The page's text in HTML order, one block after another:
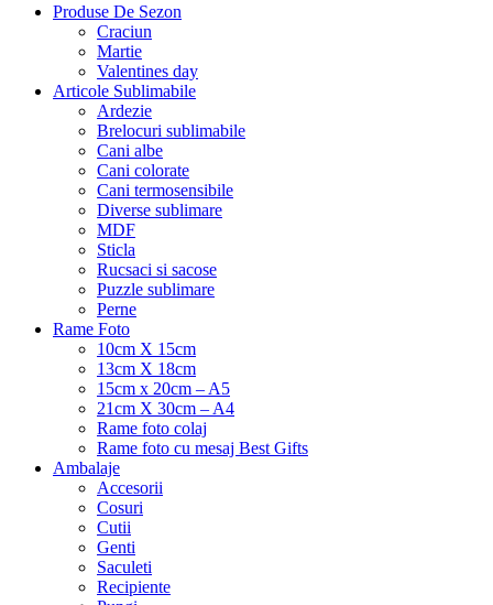
Produse De Sezon
Craciun
Martie
Valentines day
Articole Sublimabile
Ardezie
Brelocuri sublimabile
Cani albe
Cani colorate
Cani termosensibile
Diverse sublimare
MDF
Sticla
Rucsaci si sacose
Puzzle sublimare
Perne
Rame Foto
10cm X 15cm
13cm X 18cm
15cm x 20cm – A5
21cm X 30cm – A4
Rame foto colaj
Rame foto cu mesaj Best Gifts
Ambalaje
Accesorii
Cosuri
Cutii
Genti
Saculeti
Recipiente